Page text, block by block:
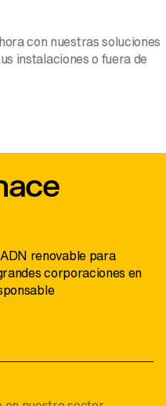
con nuestras soluciones
instalaciones o fuera de
renovable para
corporaciones en